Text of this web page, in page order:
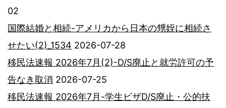
02
国際結婚と相続-アメリカから日本の甥姪に相続さ
せたい(2)_1534 2026-07-28
移民法速報 2026年7月(2)-D/S廃止と就労許可の予
告なき取消 2026-07-25
移民法速報 2026年7月-学生ビザD/S廃止・公的扶